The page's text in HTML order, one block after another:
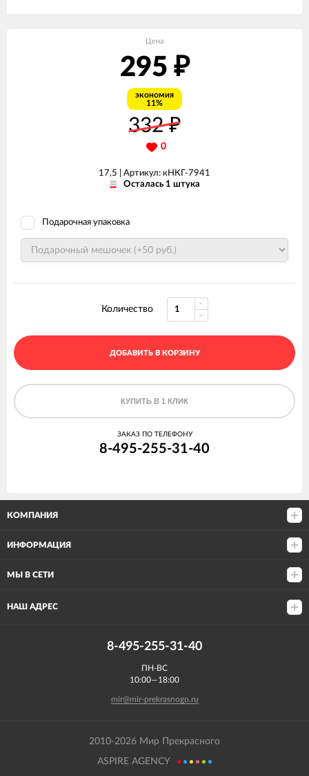
Цена
295 ₽
экономия
11%
332₽
0
17,5 | Артикул: кНКГ-7941
Осталась 1 штука
Подарочная упаковка
Количество
ДОБАВИТЬ В КОРЗИНУ
КУПИТЬ В 1 КЛИК
ЗАКАЗ ПО ТЕЛЕФОНУ
8-495-255-31-40
КОМПАНИЯ
ИНФОРМАЦИЯ
МЫ В СЕТИ
НАШ АДРЕС
8-495-255-31-40
ПН-ВС
10:00—18:00
mir@mir-prekrasnogo.ru
2010-2026 Мир Прекрасного
ASPIRE AGENCY